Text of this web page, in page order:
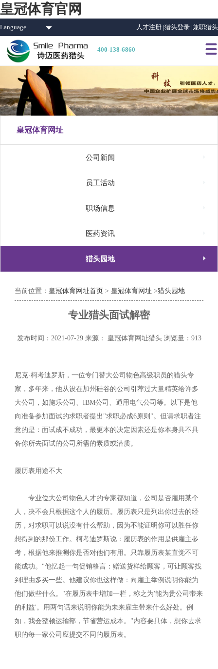
皇冠体育官网
Language 人才注册 |猎头登录 |兼职猎头
400-138-6860 
皇冠体育网址
公司新闻
员工活动
职场信息
医药资讯
猎头园地 
当前位置： 皇冠体育网址首页 > 皇冠体育网址 >猎头园地
专业猎头面试解密
发布时间：2021-07-29 来源： 皇冠体育网址猎头 浏览量：913
尼克·柯考迪罗斯，一位专门替大公司物色高级职员的猎头专
家，多年来，他从设在加州硅谷的公司引荐过大量精英给许多
大公司，如施乐公司、IBM公司、通用电气公司等。以下是他
向准备参加面试的求职者提出"求职必成6原则"。但请求职者注
意的是：面试成不成功，最更本的决定因素还是你本身具不具
备你所去面试的公司所需的素质或潜质。
履历表用途不大
专业位大公司物色人才的专家都知道，公司是否雇用某个
人，决不会只根据这个人的履历。履历表只是列出你过去的经
历，对求职可以说没有什么帮助，因为不能证明你可以胜任你
想得到的那份工作。柯考迪罗斯说：履历表的作用是供雇主参
考，根据他来推测你是否对他们有用。只靠履历表某直觉不可
能成功。"他忆起一句促销格言：赠送货样给顾客，可让顾客找
到理由多买一些。他建议你也这样做：向雇主举例说明你能为
他们做些什么。"在履历表中增加一栏，称之为'能为贵公司带来
的利益'。用两句话来说明你能为未来雇主带来什么好处。例
如，我会整顿运输部，节省营运成本。"内容要具体，想你去求
职的每一家公司应提交不同的履历表。